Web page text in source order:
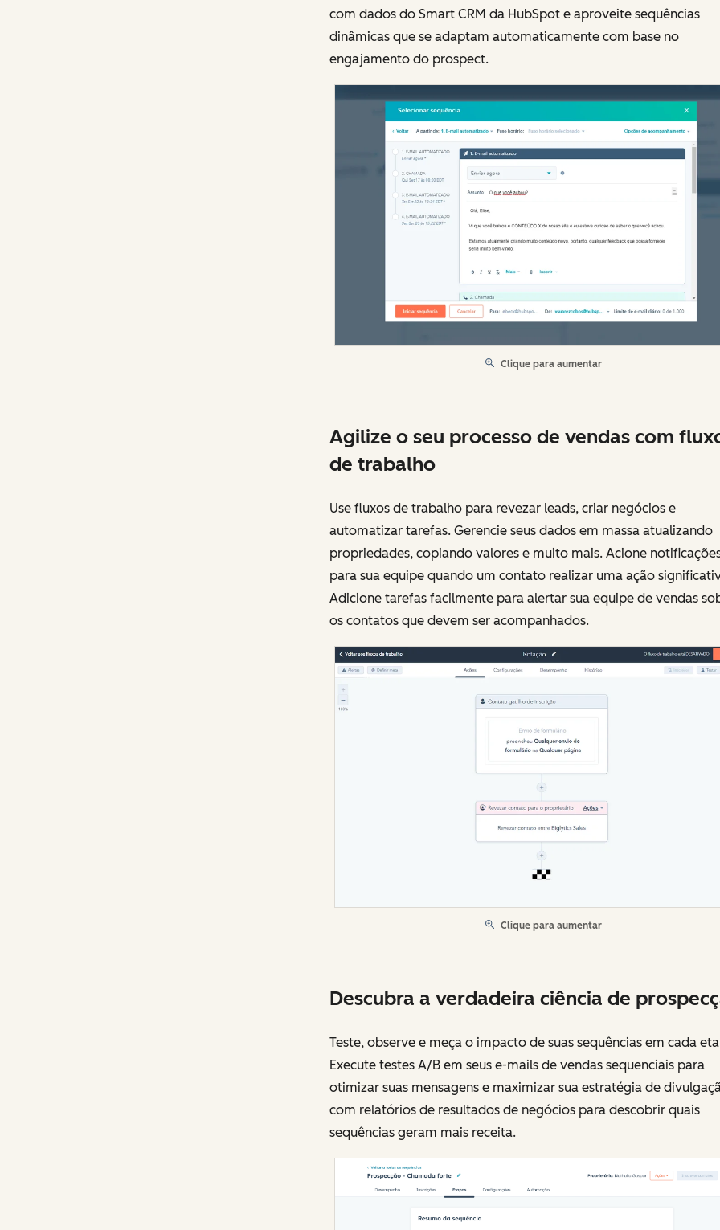
com dados do Smart CRM da HubSpot e aproveite sequências
dinâmicas que se adaptam automaticamente com base no
engajamento do prospect.
Clique para aumentar
Agilize o seu processo de vendas com
de trabalho
Use fluxos de trabalho para revezar leads, criar negócios e
automatizar tarefas. Gerencie seus dados em massa atualizando
propriedades, copiando valores e muito mais. Acione
para sua equipe quando um contato realizar uma ação
Adicione tarefas facilmente para alertar sua equipe de vendas
os contatos que devem ser acompanhados.
Clique para aumentar
Descubra a verdadeira ciência de
Teste, observe e meça o impacto de suas sequências em cada
Execute testes A/B em seus e-mails de vendas sequenciais para
otimizar suas mensagens e maximizar sua estratégia de
com relatórios de resultados de negócios para descobrir quais
sequências geram mais receita.